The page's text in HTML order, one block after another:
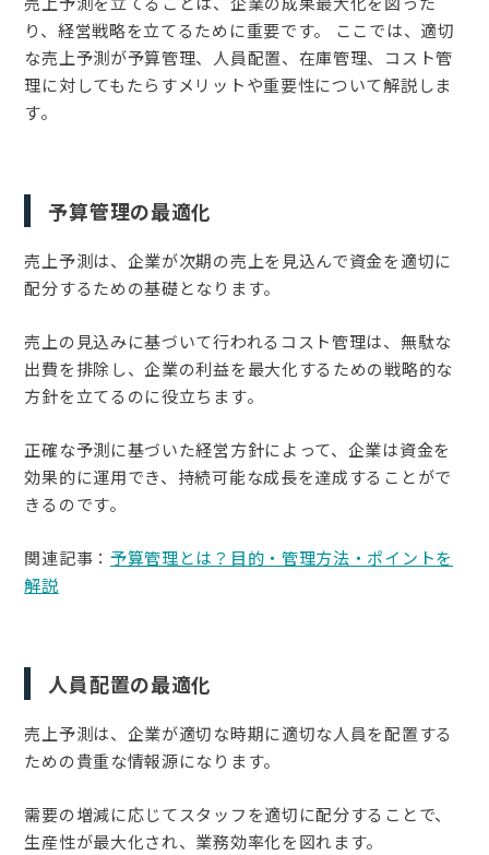
り、経営戦略を立てるために重要です。 ここでは、適切
な売上予測が予算管理、人員配置、在庫管理、コスト管
理に対してもたらすメリットや重要性について解説しま
す。
予算管理の最適化
売上予測は、企業が次期の売上を見込んで資金を適切に
配分するための基礎となります。
売上の見込みに基づいて行われるコスト管理は、無駄な
出費を排除し、企業の利益を最大化するための戦略的な
方針を立てるのに役立ちます。
正確な予測に基づいた経営方針によって、企業は資金を
効果的に運用でき、持続可能な成長を達成することがで
きるのです。
関連記事： 予算管理とは？目的・管理方法・ポイントを
解説
人員配置の最適化
売上予測は、企業が適切な時期に適切な人員を配置する
ための貴重な情報源になります。
需要の増減に応じてスタッフを適切に配分することで、
生産性が最大化され、業務効率化を図れます。